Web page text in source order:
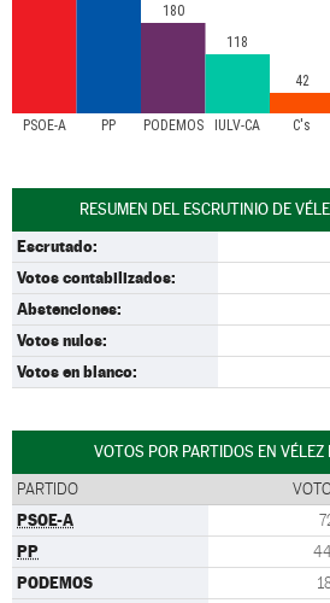
PSOE-A PP PODEMOS IULV-CA C's
180
118
42
RESUMEN DEL ESCRUTINIO DE
Escrutado:
Votos contabilizados:
Abstenciones:
Votos nulos:
Votos en blanco:
VOTOS POR PARTIDOS EN
PARTIDO
PSOE-A
PP
PODEMOS